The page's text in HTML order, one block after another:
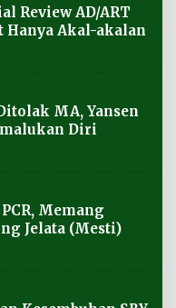
Review AD/ART
Hanya Akal-akalan
MA, Yansen
Diri
Memang
Jelata (Mesti)